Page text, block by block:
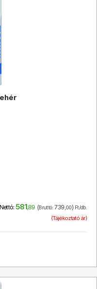
Nettó: 581,89 (Bruttó: 739,00) Ft/db.
(Tájékoztató ár)